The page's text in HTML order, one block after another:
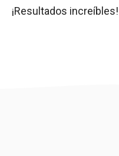
¡Resultados increíbles!